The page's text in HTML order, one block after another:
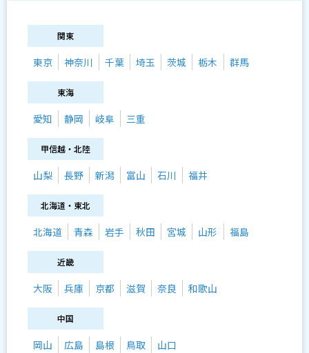
関東
東京 神奈川 千葉 埼玉 茨城 栃木 群馬
東海
愛知 静岡 岐阜 三重
甲信越・北陸
山梨 長野 新潟 富山 石川 福井
北海道・東北
北海道 青森 岩手 秋田 宮城 山形 福島
近畿
大阪 兵庫 京都 滋賀 奈良 和歌山
中国
岡山 広島 島根 鳥取 山口